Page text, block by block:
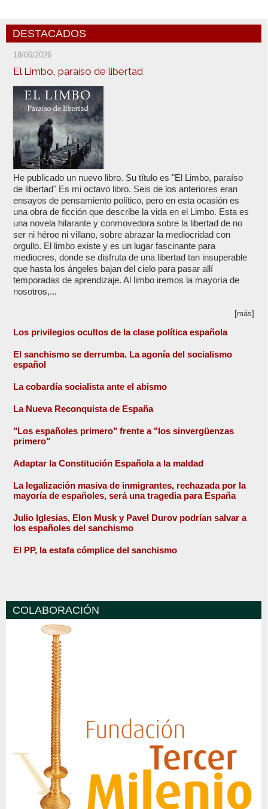
DESTACADOS
18/06/2026
El Limbo, paraíso de libertad
He publicado un nuevo libro. Su título es "El Limbo, paraíso
de libertad" Es mi octavo libro. Seis de los anteriores eran
ensayos de pensamiento político, pero en esta ocasión es
una obra de ficción que describe la vida en el Limbo. Esta es
una novela hilarante y conmovedora sobre la libertad de no
ser ni héroe ni villano, sobre abrazar la mediocridad con
orgullo. El limbo existe y es un lugar fascinante para
mediocres, donde se disfruta de una libertad tan insuperable
que hasta los ángeles bajan del cielo para pasar allí
temporadas de aprendizaje. Al limbo iremos la mayoría de
nosotros,...
[más]
Los privilegios ocultos de la clase política española
El sanchismo se derrumba. La agonía del socialismo
español
La cobardía socialista ante el abismo
La Nueva Reconquista de España
"Los españoles primero" frente a "los sinvergüenzas
primero"
Adaptar la Constitución Española a la maldad
La legalización masiva de inmigrantes, rechazada por la
mayoría de españoles, será una tragedia para España
Julio Iglesias, Elon Musk y Pavel Durov podrían salvar a
los españoles del sanchismo
El PP, la estafa cómplice del sanchismo
COLABORACIÓN